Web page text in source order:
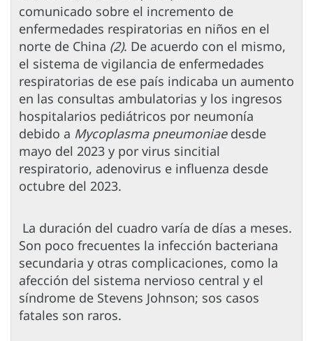
comunicado sobre el incremento de
enfermedades respiratorias en niños en el
norte de China (2). De acuerdo con el mismo,
el sistema de vigilancia de enfermedades
respiratorias de ese país indicaba un aumento
en las consultas ambulatorias y los ingresos
hospitalarios pediátricos por neumonía
debido a Mycoplasma pneumoniae desde
mayo del 2023 y por virus sincitial
respiratorio, adenovirus e influenza desde
octubre del 2023.
La duración del cuadro varía de días a meses.
Son poco frecuentes la infección bacteriana
secundaria y otras complicaciones, como la
afección del sistema nervioso central y el
síndrome de Stevens Johnson; sos casos
fatales son raros.